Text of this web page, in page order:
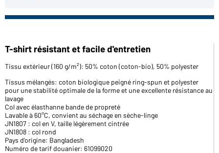
T-shirt résistant et facile d'entretien
Tissu extérieur (160 g/m²): 50% coton (coton-bio), 50% polyester
Tissus mélangés: coton biologique peigné ring-spun et polyester
pour une stabilité optimale de la forme et une excellente résistance au
lavage
Col avec élasthanne bande de propreté
Lavable à 60°C, convient au séchage en sèche-linge
JN1807 : col en V, taille légèrement cintrée
JN1808 : col rond
Pays d'origine: Bangladesh
Numéro de tarif douanier: 61099020